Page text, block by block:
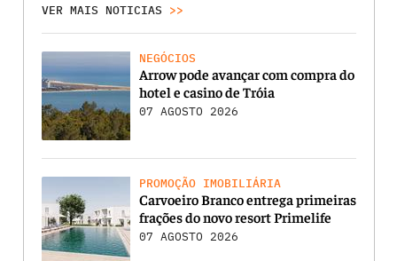
VER MAIS NOTICIAS >>
NEGÓCIOS
Arrow pode avançar com compra do
hotel e casino de Tróia
07 AGOSTO 2026
PROMOÇÃO IMOBILIÁRIA
Carvoeiro Branco entrega primeiras
frações do novo resort Primelife
07 AGOSTO 2026